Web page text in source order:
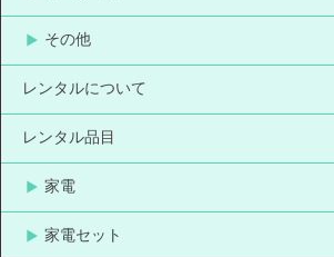
その他
レンタルについて
レンタル品目
家電
家電セット